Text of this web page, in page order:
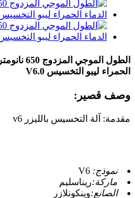
الحمراء ليبو التخسيس V6.0
وصف قصير:
مقدمة: آلة التخسيس بالليزر v6
نموذج:
ماركة:ريناسليم
الصانع:وينكونلازر